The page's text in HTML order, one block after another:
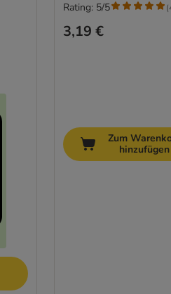
3,19 €
Rating: 5/5 (
Zum
hinzufügen